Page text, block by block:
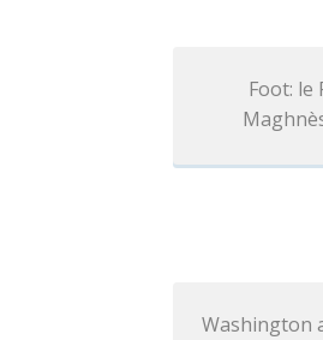
Foot: le
Washington